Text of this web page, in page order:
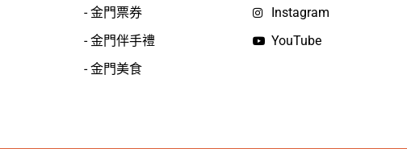
- 金門票券
- 金門伴手禮
- 金門美食
Instagram
YouTube